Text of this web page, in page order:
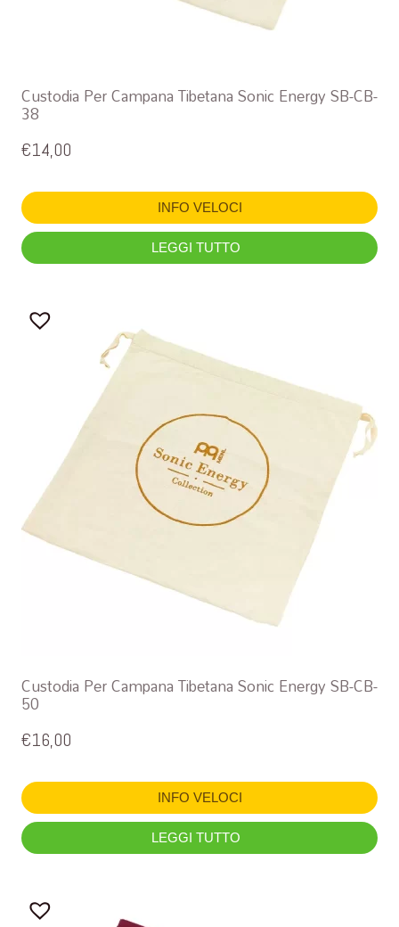
Custodia Per Campana Tibetana Sonic Energy SB-CB-
38
€14,00
INFO VELOCI
LEGGI TUTTO
Custodia Per Campana Tibetana Sonic Energy SB-CB-
50
€16,00
INFO VELOCI
LEGGI TUTTO